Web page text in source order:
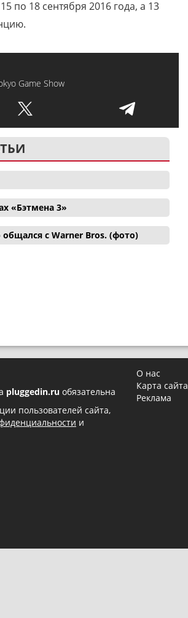
по 18 сентября 2016 года, а 13
Game Show
«Бэтмена 3»
с Warner Bros. (фото)
pluggedin.ru обязательна
пользователей сайта,
и
О нас
Карта сайта
Реклама